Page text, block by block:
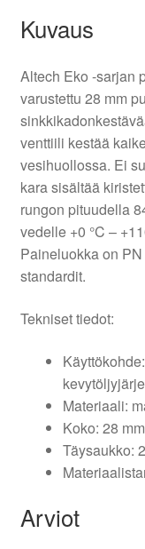
Kuvaus
Altech Eko -sarjan
varustettu 28 mm
venttiili kestää
vesihuollossa. Ei
kara sisältää
rungon pituudella
vedelle +0 °C –
Paineluokka on
standardit.
Tekniset tiedot:
Materiaali:
Koko: 28 mm
Täysaukko:
Arviot